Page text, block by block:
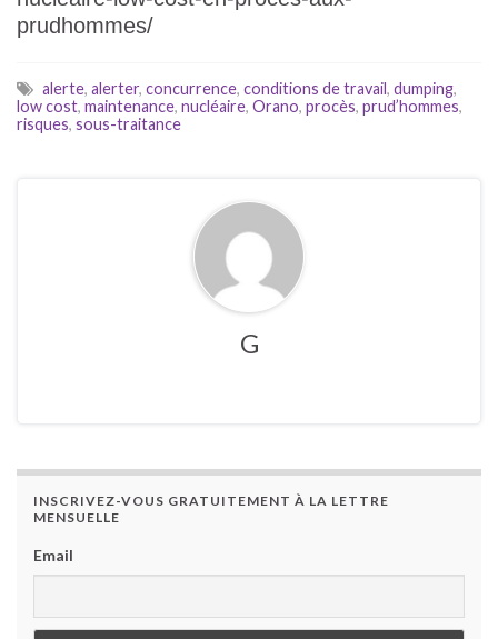
prudhommes/
alerte, alerter, concurrence, conditions de travail, dumping,
low cost, maintenance, nucléaire, Orano, procès, prud’hommes,
risques, sous-traitance
G
INSCRIVEZ-VOUS GRATUITEMENT À LA LETTRE
MENSUELLE
Email